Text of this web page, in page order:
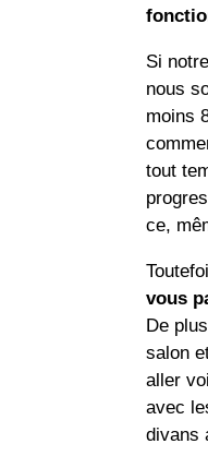
Si
nous
moins
tout
ce,
vous
De
salon
aller
avec
divans